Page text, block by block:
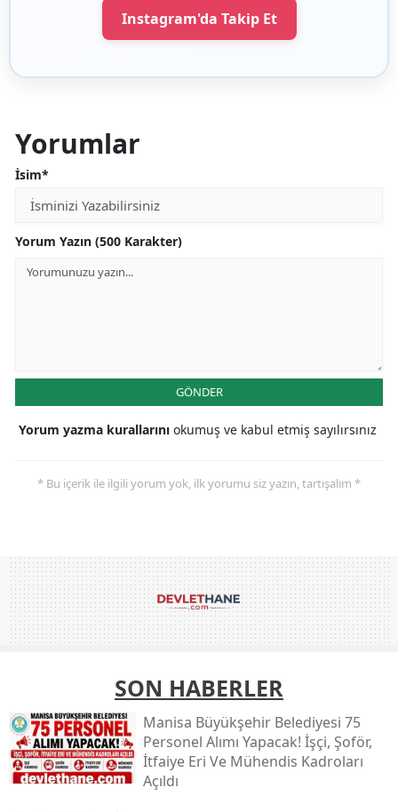
Instagram'da Takip Et
Yorumlar
İsim*
Yorum Yazın (500 Karakter)
GÖNDER
Yorum yazma kurallarını okumuş ve kabul etmiş sayılırsınız
* Bu içerik ile ilgili yorum yok, ilk yorumu siz yazın, tartışalım *
SON HABERLER
Manisa Büyükşehir Belediyesi 75
Personel Alımı Yapacak! İşçi, Şoför,
İtfaiye Eri Ve Mühendis Kadroları
Açıldı